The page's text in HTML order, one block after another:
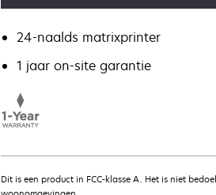
24-naalds matrixprinter
1 jaar on-site garantie
Dit is een product in FCC-klasse A. Het is niet